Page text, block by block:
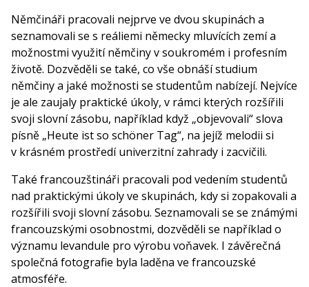
Němčináři pracovali nejprve ve dvou skupinách a
seznamovali se s reáliemi německy mluvících zemí a
možnostmi využití němčiny v soukromém i profesním
životě. Dozvěděli se také, co vše obnáší studium
němčiny a jaké možnosti se studentům nabízejí. Nejvíce
je ale zaujaly praktické úkoly, v rámci kterých rozšířili
svoji slovní zásobu, například když „objevovali“ slova
písně „Heute ist so schöner Tag“, na jejíž melodii si
v krásném prostředí univerzitní zahrady i zacvičili.
Také francouzštináři pracovali pod vedením studentů
nad praktickými úkoly ve skupinách, kdy si zopakovali a
rozšířili svoji slovní zásobu. Seznamovali se se známými
francouzskými osobnostmi, dozvěděli se například o
významu levandule pro výrobu voňavek. I závěrečná
společná fotografie byla laděna ve francouzské
atmosféře.